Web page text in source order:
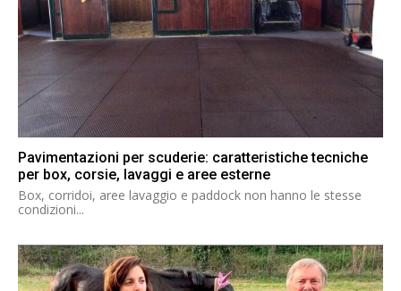
Pavimentazioni per scuderie: caratteristiche tecniche
per box, corsie, lavaggi e aree esterne
Box, corridoi, aree lavaggio e paddock non hanno le stesse
condizioni...